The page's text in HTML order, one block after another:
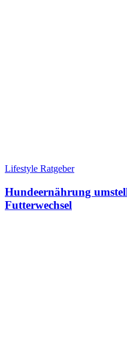
Lifestyle Ratgeber
Hundeernährung
Futterwechsel